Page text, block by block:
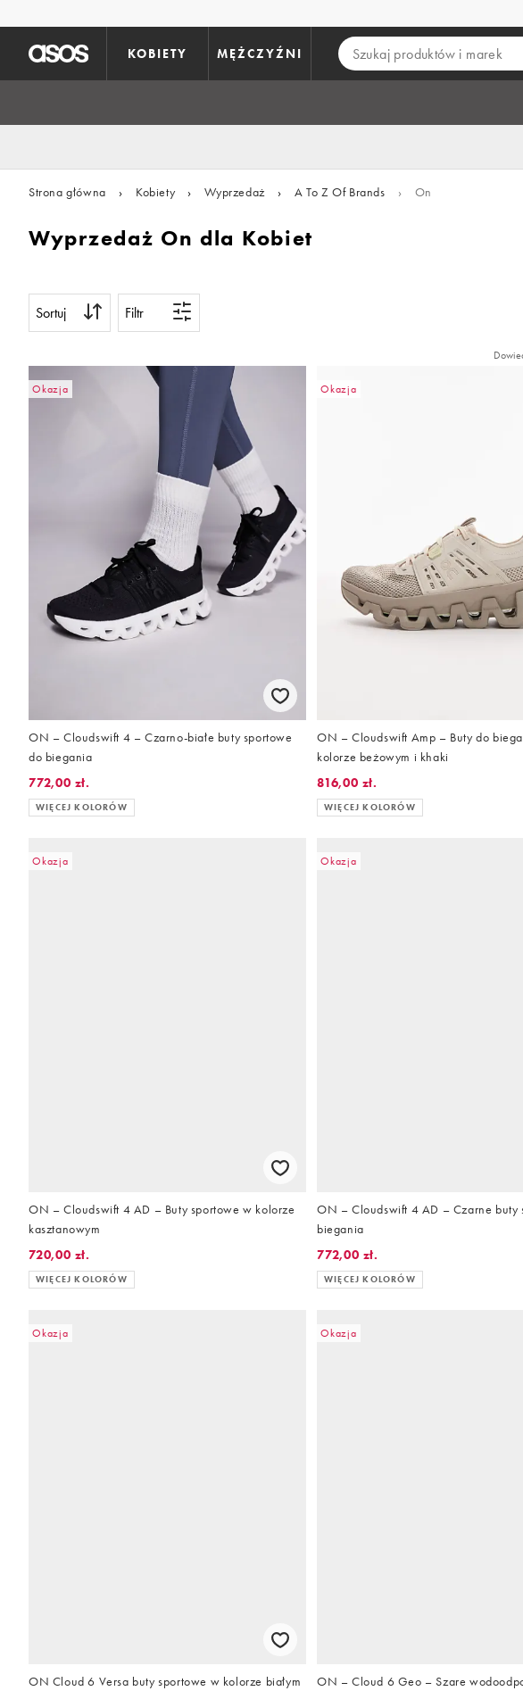
KOBIETY MĘŻCZYŹNI
Strona główna › Kobiety › Wyprzedaż › A To Z Of Brands › On
Wyprzedaż On dla Kobiet
Sortuj Filtr
Okazja
ON – Cloudswift 4 – Czarno-białe buty sportowe
do biegania
772,00 zł.
WIĘCEJ KOLORÓW
Okazja
ON – Cloudswift Amp – Buty do
kolorze beżowym i khaki
816,00 zł.
WIĘCEJ KOLORÓW
Okazja
ON – Cloudswift 4 AD – Buty sportowe w kolorze
kasztanowym
720,00 zł.
WIĘCEJ KOLORÓW
Okazja
ON – Cloudswift 4 AD – Czarne buty
biegania
772,00 zł.
WIĘCEJ KOLORÓW
Okazja
ON Cloud 6 Versa buty sportowe w kolorze białym
Okazja
ON – Cloud 6 Geo – Szare